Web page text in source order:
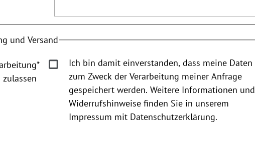
und Versand
zulassen
*
Ich bin damit einverstanden, dass meine Daten
zum Zweck der Verarbeitung meiner Anfrage
gespeichert werden. Weitere Informationen und
Widerrufshinweise finden Sie in unserem
Impressum mit Datenschutzerklärung.